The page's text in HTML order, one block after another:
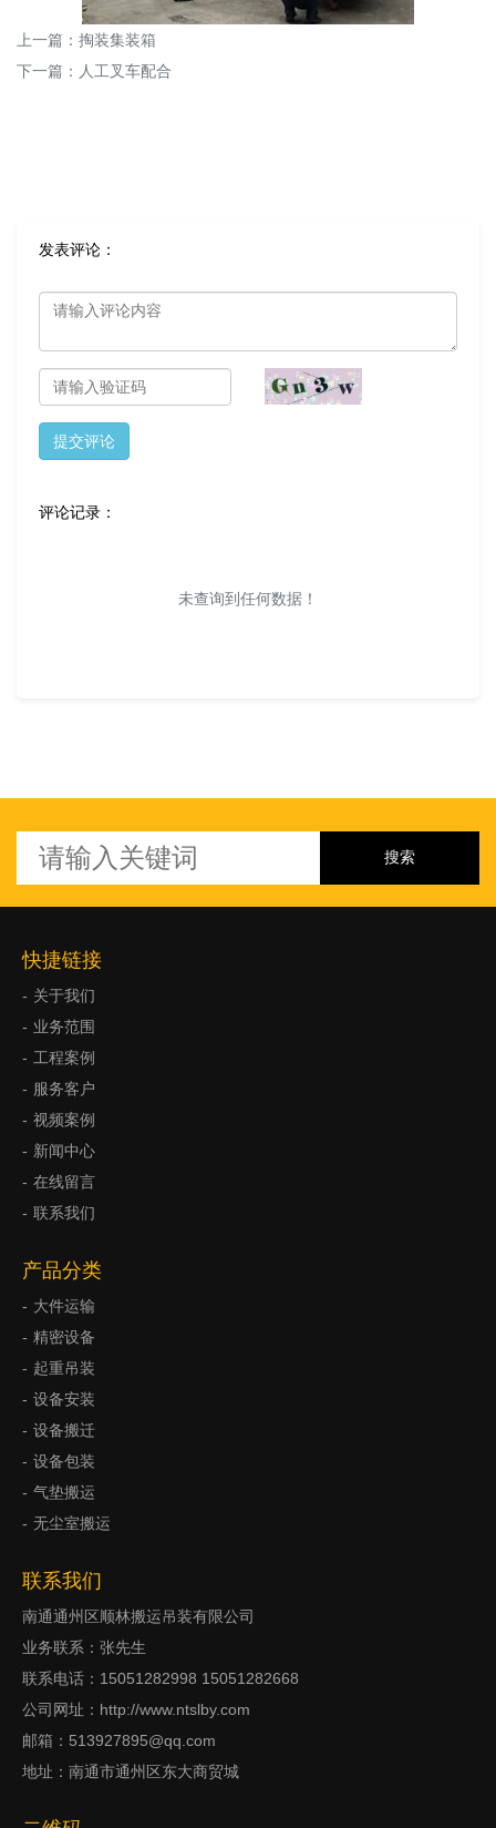
上一篇： 掏装集装箱
下一篇： 人工叉车配合
发表评论：
提交评论
评论记录：
未查询到任何数据！
快捷链接
关于我们
业务范围
工程案例
服务客户
视频案例
新闻中心
在线留言
联系我们
产品分类
大件运输
精密设备
起重吊装
设备安装
设备搬迁
设备包装
气垫搬运
无尘室搬运
联系我们
南通通州区顺林搬运吊装有限公司
业务联系：张先生
联系电话：15051282998 15051282668
公司网址：http://www.ntslby.com
邮箱：513927895@qq.com
地址：南通市通州区东大商贸城